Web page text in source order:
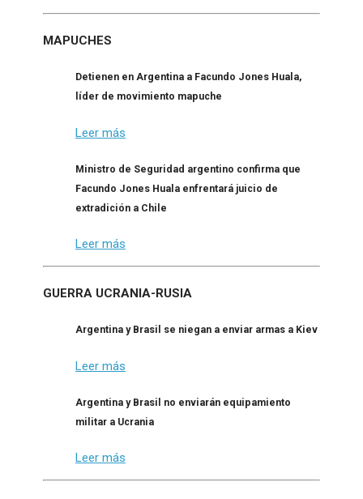
MAPUCHES
Detienen en Argentina a Facundo Jones Huala,
líder de movimiento mapuche
Leer más
Ministro de Seguridad argentino confirma que
Facundo Jones Huala enfrentará juicio de
extradición a Chile
Leer más
GUERRA UCRANIA-RUSIA
Argentina y Brasil se niegan a enviar armas a Kiev
Leer más
Argentina y Brasil no enviarán equipamiento
militar a Ucrania
Leer más